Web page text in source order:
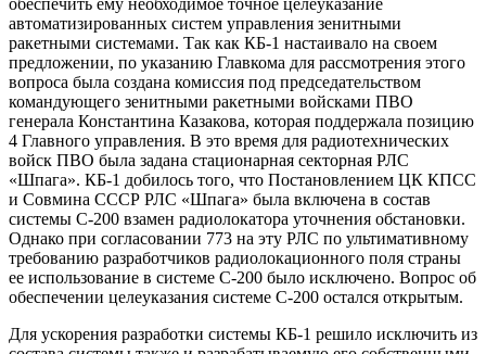
обеспечить ему необходимое точное целеуказание
автоматизированных систем управления зенитными
ракетными системами. Так как КБ-1 настаивало на своем
предложении, по указанию Главкома для рассмотрения этого
вопроса была создана комиссия под председательством
командующего зенитными ракетными войсками ПВО
генерала Константина Казакова, которая поддержала позицию
4 Главного управления. В это время для радиотехнических
войск ПВО была задана стационарная секторная РЛС
«Шпага». КБ-1 добилось того, что Постановлением ЦК КПСС
и Совмина СССР РЛС «Шпага» была включена в состав
системы С-200 взамен радиолокатора уточнения обстановки.
Однако при согласовании 773 на эту РЛС по ультимативному
требованию разработчиков радиолокационного поля страны
ее использование в системе С-200 было исключено. Вопрос об
обеспечении целеуказания системе С-200 остался открытым.
Для ускорения разработки системы КБ-1 решило исключить из